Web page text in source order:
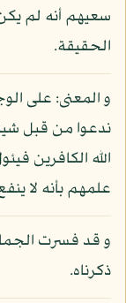
سعيهم أنه لم
الحقيقة.
و المعنى: على
ندعوا من قبل
الله الكافرين
علمهم بأنه لا
و قد فسرت
ذكرناه.